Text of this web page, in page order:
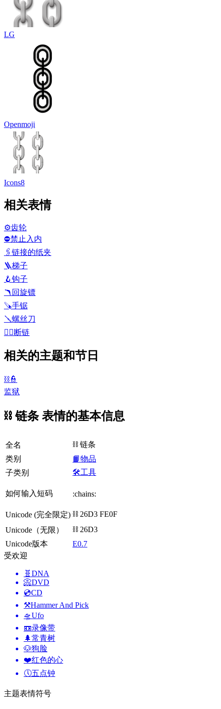
LG
Openmoji
Icons8
相关表情
⚙️齿轮
⛔禁止入内
🖇️ 链接的纸夹
🪜梯子
🪝钩子
🪃 回旋镖
🪚手锯
🪛螺丝刀
⛓️‍💥 断链
相关的主题和节日
⛓️👮
监狱
⛓️ 链条 表情的基本信息
全名
⛓️ 链条
类别
📙物品
子类别
🛠️工具
如何输入短码 :chains:
Unicode (完全限定) ⛓️ 26D3 FE0F
Unicode（无限）
⛓ 26D3
Unicode版本
E0.7
受欢迎
🧬 DNA
📀DVD
💿CD
⚒️Hammer And Pick
🛸Ufo
📼录像带
🌲常青树
🐶狗脸
❤️红色的心
🕔五点钟
主题表情符号